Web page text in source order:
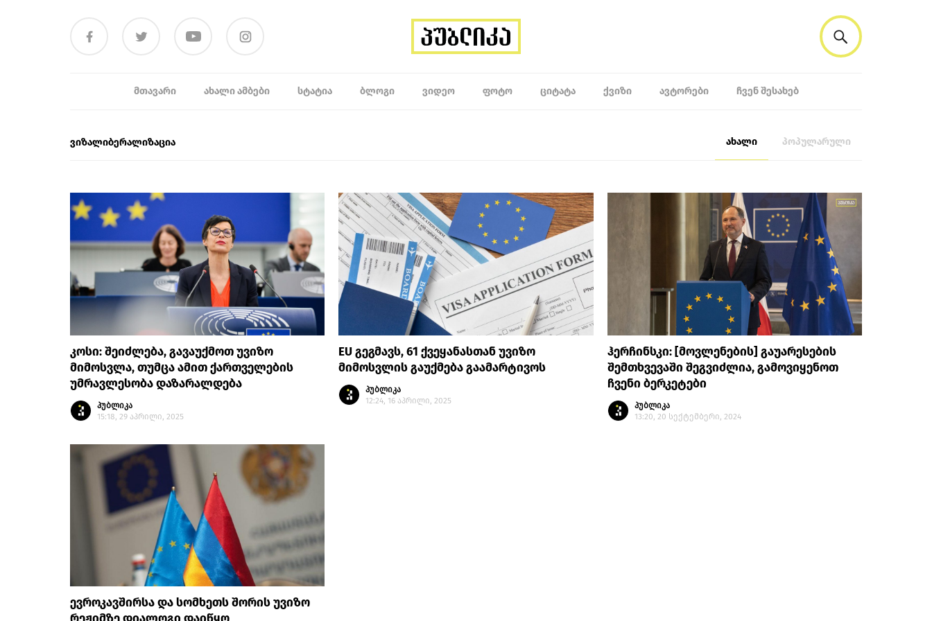
ᲛᲗᲐᲕᲐᲠᲘ ᲐᲮᲐᲚᲘ ᲐᲛᲑᲔᲑᲘ ᲡᲢᲐᲢᲘᲐ ᲑᲚᲝᲒᲘ ᲕᲘᲓᲔᲝ ᲤᲝᲢᲝ ᲪᲘᲢᲐᲢᲐ ᲥᲕᲘᲖᲘ ᲐᲕᲢᲝᲠᲔᲑᲘ ᲩᲕᲔᲜ ᲨᲔᲡᲐᲮᲔᲑ
ვიზალიბერალიზაცია ახალი პოპულარული
კოსი: შეიძლება, გავაუქმოთ უვიზო
მიმოსვლა, თუმცა ამით ქართველების
უმრავლესობა დაზარალდება
პუბლიკა
15:18, 29 აპრილი, 2025
EU გეგმავს, 61 ქვეყანასთან უვიზო
მიმოსვლის გაუქმება გაამარტივოს
პუბლიკა
12:24, 16 აპრილი, 2025
ჰერჩინსკი: [მოვლენების] გაუარესების
შემთხვევაში შეგვიძლია, გამოვიყენოთ
ჩვენი ბერკეტები
პუბლიკა
13:20, 20 სექტემბერი, 2024
ევროკავშირსა და სომხეთს შორის უვიზო